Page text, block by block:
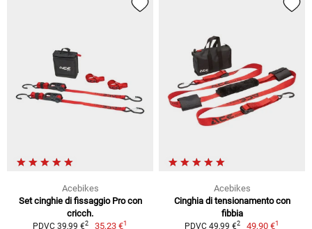
Acebikes
Set cinghie di fissaggio Pro con
cricch.
PDVC 39,99 €2 35,23 €1
Acebikes
Cinghia di tensionamento con
fibbia
PDVC 49,99 €2 49,90 €1